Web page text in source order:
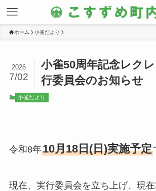
ホーム 小雀だより
小雀50周年記念レク
行委員会のお知らせ
2026
7/02
小雀だより
令和8年10月18日(日)実施予定
現在、実行委員会を立ち上げ、現